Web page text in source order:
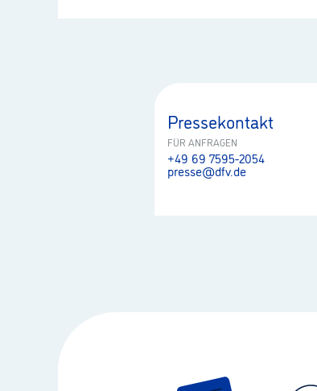
Pressekontakt
FÜR ANFRAGEN
+49 69 7595-2054
presse@dfv.de